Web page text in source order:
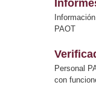
PAOT
Personal
con